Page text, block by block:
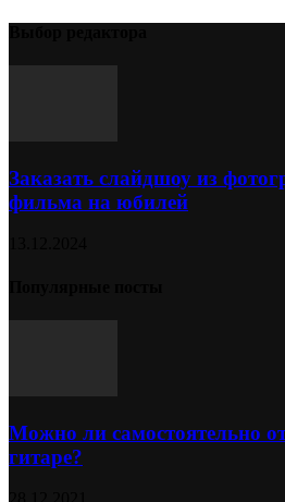
Заказать слайдшоу из
фильма на юбилей
Можно ли самостоятельно
гитаре?